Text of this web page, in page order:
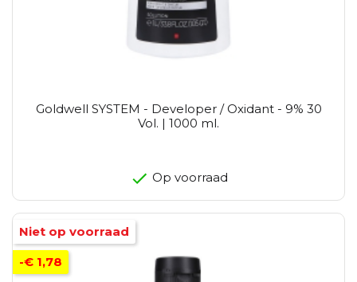
Goldwell SYSTEM - Developer / Oxidant - 9% 30
Vol. | 1000 ml.
Op voorraad
Niet op voorraad
-€ 1,78